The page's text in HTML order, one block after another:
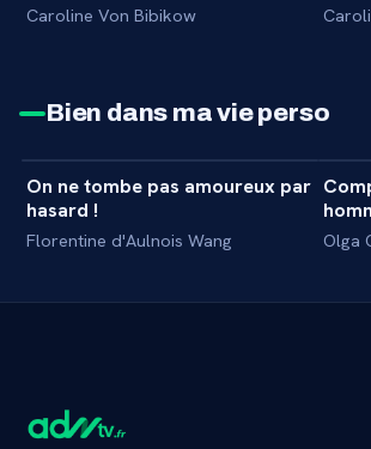
Caroline Von Bibikow
Bien dans ma vie perso
MASTERCLASS +
41 min
On ne tombe pas amoureux par
hasard !
Florentine d'Aulnois Wang Olga